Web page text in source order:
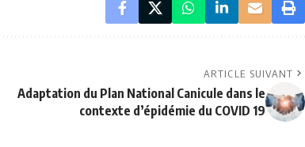
ARTICLE SUIVANT
Adaptation du Plan National Canicule dans le
contexte d’épidémie du COVID 19